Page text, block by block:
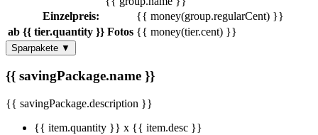
Einzelpreis:
{{ money(group.regularCent) }}
ab {{ tier.quantity }} Fotos {{ money(tier.cent) }}
Sparpakete ▼
{{ savingPackage.name }}
{{ savingPackage.description }}
{{ item.quantity }} x {{ item.desc }}